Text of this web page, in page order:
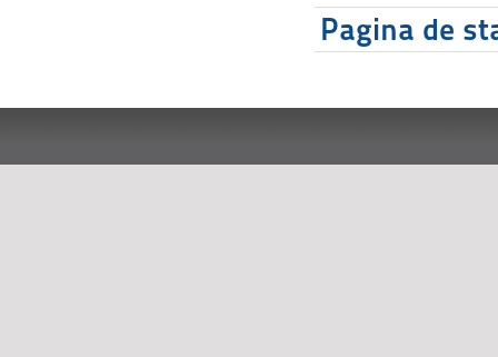
Pagina de